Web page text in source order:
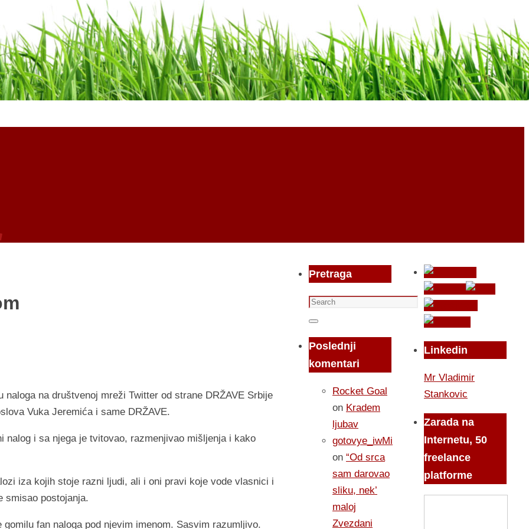
na društvenoj mreži Twitter od strane DRŽAVE Srbije
Vuka Jeremića i same DRŽAVE.
i sa njega je tvitovao, razmenjivao mišljenja i kako
iza kojih stoje razni ljudi, ali i oni pravi koje vode vlasnici i
smisao postojanja.
fan naloga pod njevim imenom. Sasvim razumljivo.
Pretraga
Search
for:
Search
Poslednji
komentari
Rocket Goal
on Kradem
ljubav
gotovye_iwMi
on “Od srca
sam darovao
sliku, nek’
maloj
Zvezdani
Linkedin
Mr Vladimir
Stankovic
Zarada na
Internetu, 50
freelance
platforme